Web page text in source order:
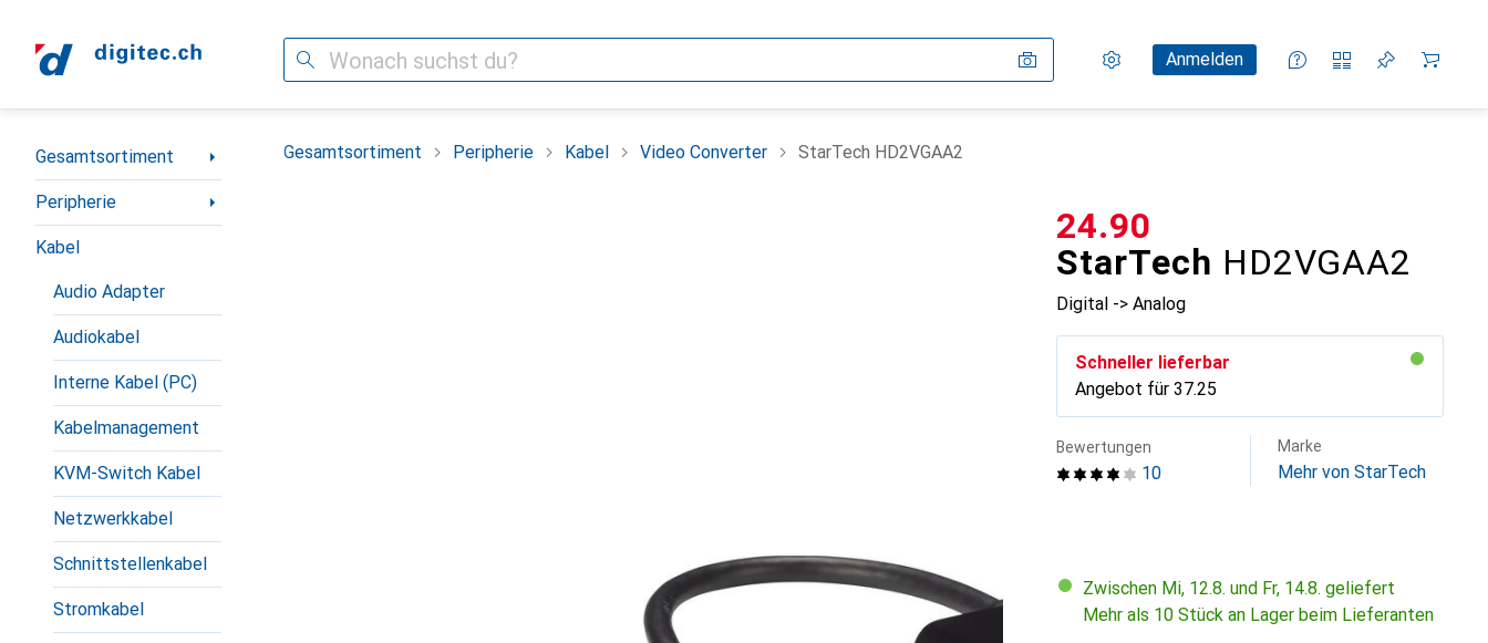
Suche Einstellungen
KundenkontoAnmelden
Vergleichslisten
Merklisten
Warenkorb
Navigation nach Kategorien
Gesamtsortiment
Peripherie
Kabel
Audio Adapter
Audiokabel
Interne Kabel (PC)
Kabelmanagement
KVM-Switch Kabel
Netzwerkkabel
Schnittstellenkabel
Stromkabel
Gesamtsortiment Peripherie Kabel Video Converter StarTech HD2VGAA2
StarTech HD2VGAA2
Digital -> Analog
CHF
24.90
Schneller lieferbar
Angebot für CHF
37.25
10
Bewertungen Marke
Mehr von StarTech
Zwischen Mi, 12.8. und Fr, 14.8. geliefert
Mehr als 10 Stück an Lager beim Lieferanten